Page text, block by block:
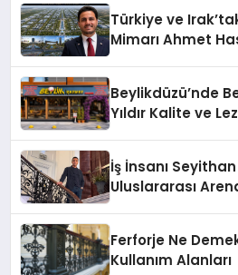
Türkiye ve
Mimarı Ahmet
Hayata
Beylikdüzü’nde
Yıldır Kalite ve
İş İnsanı
Uluslararası
Ferforje Ne
Kullanım Alanları